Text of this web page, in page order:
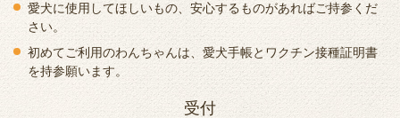
愛犬に使用してほしいもの、安心するものがあればご持参くだ
さい。
初めてご利用のわんちゃんは、愛犬手帳とワクチン接種証明書
を持参願います。
受付